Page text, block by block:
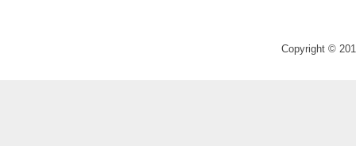
Copyright ©